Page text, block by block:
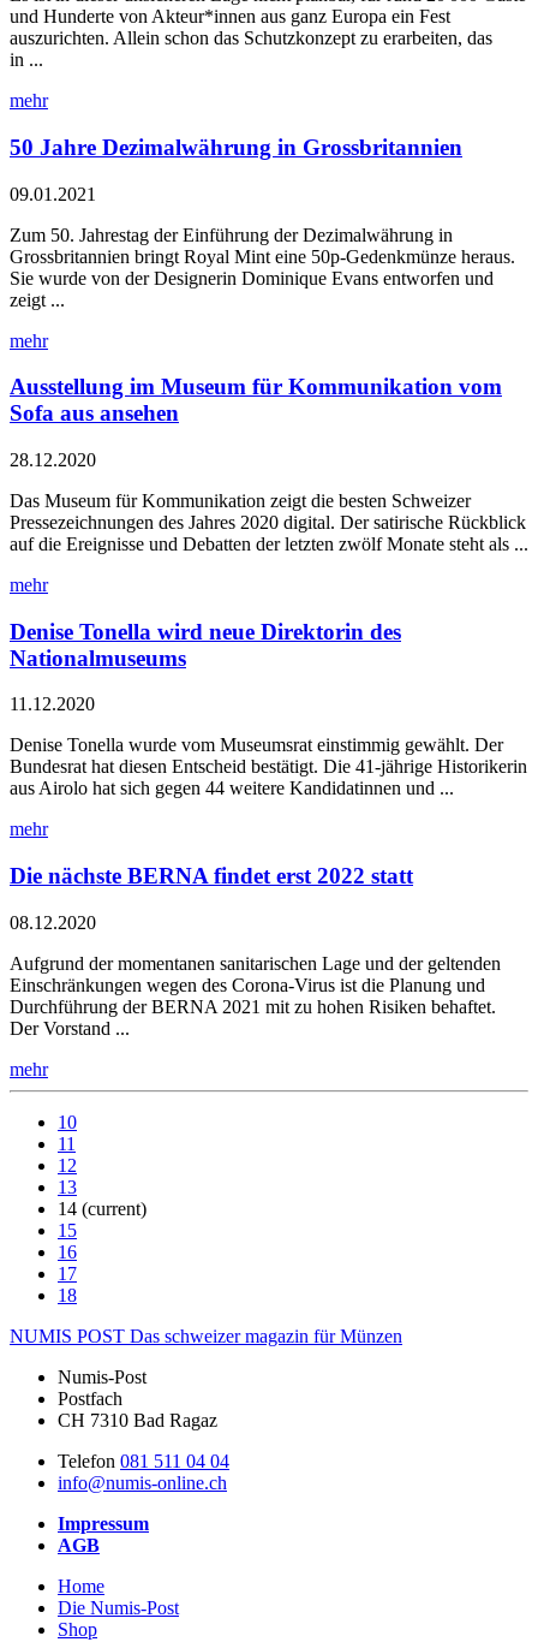
und Hunderte von Akteur*innen aus ganz Europa ein Fest
auszurichten. Allein schon das Schutzkonzept zu erarbeiten, das
in ...
mehr
50 Jahre Dezimalwährung in Grossbritannien
09.01.2021
Zum 50. Jahrestag der Einführung der Dezimalwährung in
Grossbritannien bringt Royal Mint eine 50p-Gedenkmünze heraus.
Sie wurde von der Designerin Dominique Evans entworfen und
zeigt ...
mehr
Ausstellung im Museum für Kommunikation vom
Sofa aus ansehen
28.12.2020
Das Museum für Kommunikation zeigt die besten Schweizer
Pressezeichnungen des Jahres 2020 digital. Der satirische Rückblick
auf die Ereignisse und Debatten der letzten zwölf Monate steht als ...
mehr
Denise Tonella wird neue Direktorin des
Nationalmuseums
11.12.2020
Denise Tonella wurde vom Museumsrat einstimmig gewählt. Der
Bundesrat hat diesen Entscheid bestätigt. Die 41-jährige Historikerin
aus Airolo hat sich gegen 44 weitere Kandidatinnen und ...
mehr
Die nächste BERNA findet erst 2022 statt
08.12.2020
Aufgrund der momentanen sanitarischen Lage und der geltenden
Einschränkungen wegen des Corona-Virus ist die Planung und
Durchführung der BERNA 2021 mit zu hohen Risiken behaftet.
Der Vorstand ...
mehr
10
11
12
13
14 (current)
15
16
17
18
NUMIS POST Das schweizer magazin für Münzen
Numis-Post
Postfach
CH 7310 Bad Ragaz
Telefon 081 511 04 04
info@numis-online.ch
Impressum
AGB
Home
Die Numis-Post
Shop